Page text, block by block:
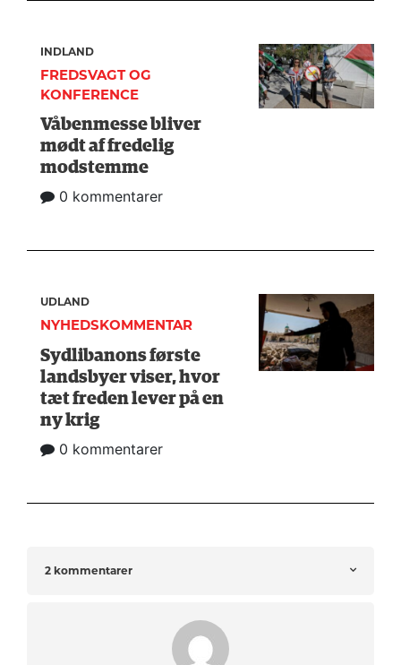
INDLAND
FREDSVAGT OG
KONFERENCE
Våbenmesse bliver
mødt af fredelig
modstemme
0 kommentarer
UDLAND
NYHEDSKOMMENTAR
Sydlibanons første
landsbyer viser, hvor
tæt freden lever på en
ny krig
0 kommentarer
2 kommentarer